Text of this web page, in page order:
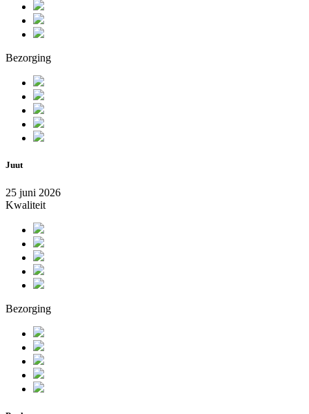
Bezorging
Juut
25 juni 2026
Kwaliteit
Bezorging